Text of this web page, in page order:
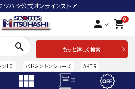
ツハシ公式オンラインストア
person 0
shopping_cart
search
もっと詳しく検索
ン10 バドミントンシューズ AKTR